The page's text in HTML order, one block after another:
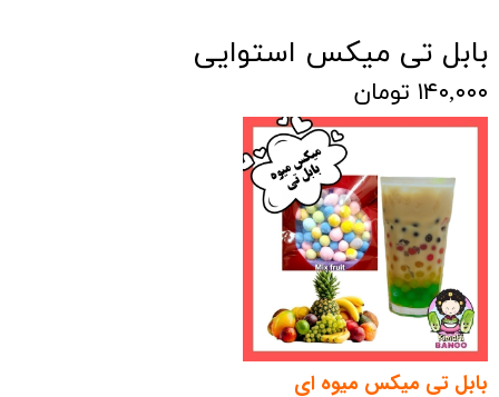
بابل تی میکس استوایی
۱۴۰,۰۰۰ تومان
بابل تی میکس میوه ای